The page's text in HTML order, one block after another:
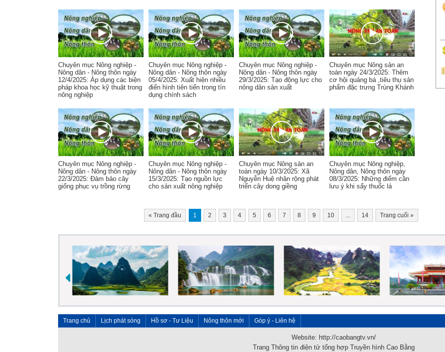
Chuyên mục Nông nghiệp -
Nông dân - Nông thôn ngày
12/4/2025: Áp dụng các biện
pháp khoa học kỹ thuật trong
nông nghiệp
Chuyên mục Nông nghiệp -
Nông dân - Nông thôn ngày
05/4/2025: Xuất hiện nhiều
điển hình tiên tiến trong tín
dụng chính sách
Chuyên mục Nông nghiệp -
Nông dân - Nông thôn ngày
29/3/2025: Tạo động lực cho
nông dân sản xuất
Chuyên mục Nông sản an
toàn ngày 24/3/2025: Thêm
cơ hội quảng bá ,tiêu thụ sản
phẩm đặc trưng Trùng Khánh
Chuyên mục Nông nghiệp -
Nông dân - Nông thôn ngày
22/3/2025: Đảm bảo cây
giống phục vụ trồng rừng
Chuyên mục Nông nghiệp -
Nông dân - Nông thôn ngày
15/3/2025: Tạo nguồn lực
cho sản xuất nông nghiệp
Chuyên mục Nông sản an
toàn ngày 10/3/2025: Xã
Nguyễn Huệ nhân rộng phát
triển cây dong giềng
Chuyên mục Nông nghiệp,
Nông dân, Nông thôn ngày
08/3/2025: Những điểm cần
lưu ý khi sấy thuốc lá
« Trang đầu 1 2 3 4 5 6 7 8 9 10 ... 14 Trang cuối »
Trang chủ Lịch phát sóng Hồ sơ - Tư Liệu Nông thôn mới Góp ý - Liên hệ
Website: http://caobangtv.vn/
Trang Thông tin điện tử tổng hợp Truyền hình Cao Bằng